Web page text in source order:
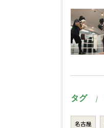
タグ
名古屋